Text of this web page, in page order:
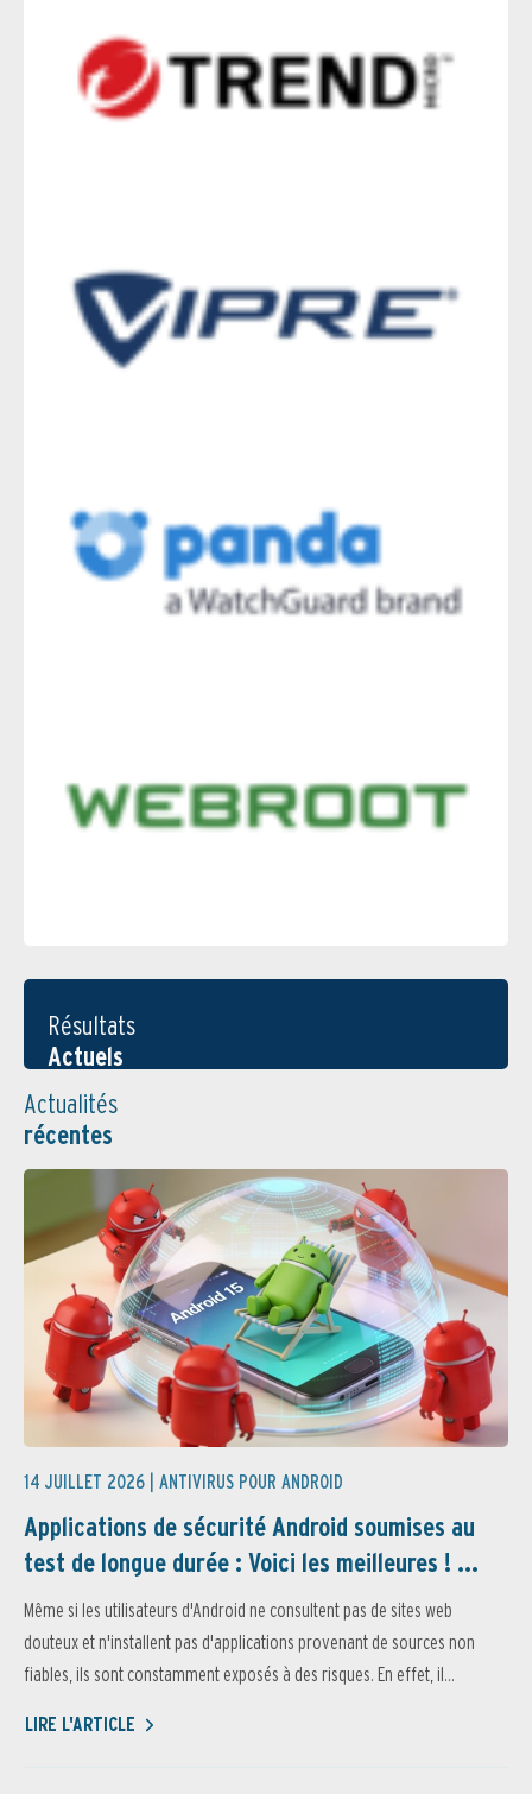
Résultats
Actuels
Actualités
récentes
14 JUILLET 2026 | ANTIVIRUS POUR ANDROID
Applications de sécurité Android soumises au
test de longue durée : Voici les meilleures ! ...
Même si les utilisateurs d'Android ne consultent pas de sites web
douteux et n'installent pas d'applications provenant de sources non
fiables, ils sont constamment exposés à des risques. En effet, il...
LIRE L'ARTICLE